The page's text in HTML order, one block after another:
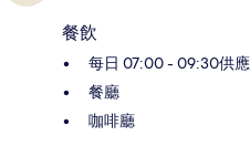
餐飲
每日 07:00 - 09:30供
餐廳
咖啡廳